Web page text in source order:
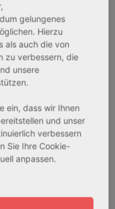
Petershagen
m² - 77,83 m²
gelungenes
Hierzu
als auch die von
zu verbessern, die
unsere
ein, dass wir Ihnen
und unser
verbessern
Sie Ihre Cookie-
anpassen.